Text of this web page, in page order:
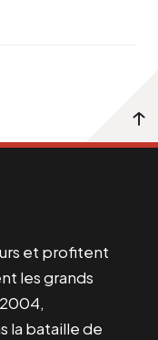
et profitent
les grands
la bataille de